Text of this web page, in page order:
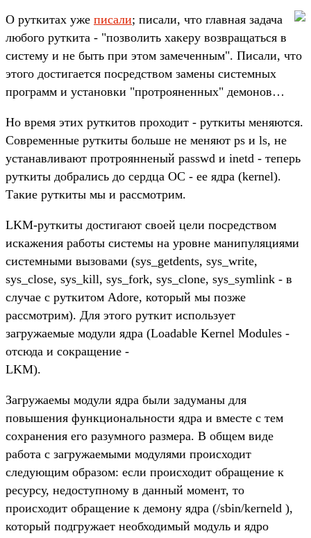
О руткитах уже писали; писали, что главная задача
любого руткита - "позволить хакеру возвращаться в
систему и не быть при этом замеченным". Писали, что
этого достигается посредством замены системных
программ и установки "протрояненных" демонов…
Но время этих руткитов проходит - руткиты меняются.
Современные руткиты больше не меняют ps и ls, не
устанавливают протроянненый passwd и inetd - теперь
руткиты добрались до сердца ОС - ее ядра (kernel).
Такие руткиты мы и рассмотрим.
LKM-руткиты достигают своей цели посредством
искажения работы системы на уровне манипуляциями
системными вызовами (sys_getdents, sys_write,
sys_close, sys_kill, sys_fork, sys_clone, sys_symlink - в
случае с руткитом Adore, который мы позже
рассмотрим). Для этого руткит использует
загружаемые модули ядра (Loadable Kernel Modules -
отсюда и сокращение -
LKM).
Загружаемы модули ядра были задуманы для
повышения функциональности ядра и вместе с тем
сохранения его разумного размера. В общем виде
работа с загружаемыми модулями происходит
следующим образом: если происходит обращение к
ресурсу, недоступному в данный момент, то
происходит обращение к демону ядра (/sbin/kerneld ),
который подгружает необходимый модуль и ядро